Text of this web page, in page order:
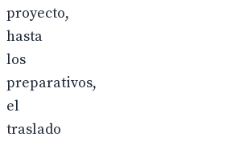
proyecto,
hasta
los
preparativos,
el
traslado